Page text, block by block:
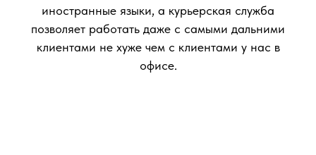
иностранные языки, а курьерская служба
позволяет работать даже с самыми дальними
клиентами не хуже чем с клиентами у нас в
офисе.